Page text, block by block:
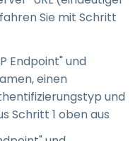
Sie mit Schritt
Endpoint" und
einen
und
Schritt 1 oben aus